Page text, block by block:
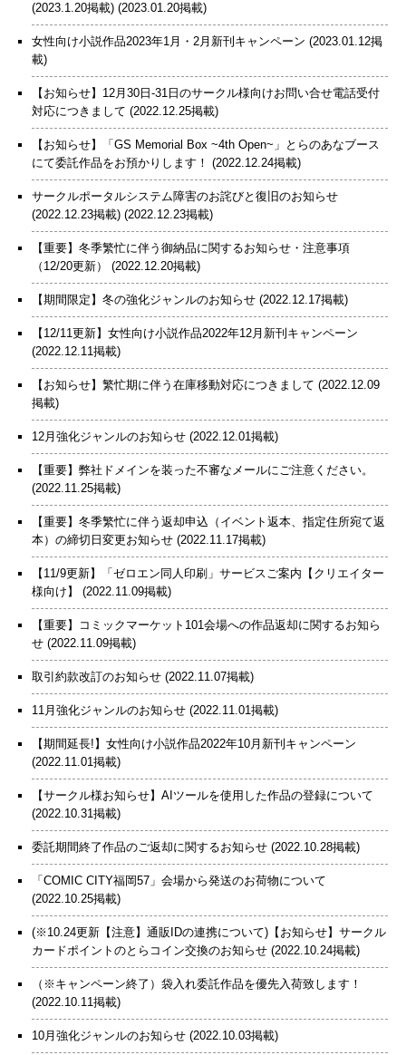
(2023.1.20掲載) (2023.01.20掲載)
女性向け小説作品2023年1月・2月新刊キャンペーン (2023.01.12掲
載)
【お知らせ】12月30日-31日のサークル様向けお問い合せ電話受付
対応につきまして (2022.12.25掲載)
【お知らせ】「GS Memorial Box ~4th Open~」とらのあなブース
にて委託作品をお預かりします！ (2022.12.24掲載)
サークルポータルシステム障害のお詫びと復旧のお知らせ
(2022.12.23掲載) (2022.12.23掲載)
【重要】冬季繁忙に伴う御納品に関するお知らせ・注意事項
（12/20更新）
(2022.12.20掲載)
【期間限定】冬の強化ジャンルのお知らせ (2022.12.17掲載)
【12/11更新】女性向け小説作品2022年12月新刊キャンペーン
(2022.12.11掲載)
【お知らせ】繁忙期に伴う在庫移動対応につきまして (2022.12.09
掲載)
12月強化ジャンルのお知らせ (2022.12.01掲載)
【重要】弊社ドメインを装った不審なメールにご注意ください。
(2022.11.25掲載)
【重要】冬季繁忙に伴う返却申込（イベント返本、指定住所宛て返
本）の締切日変更お知らせ (2022.11.17掲載)
【11/9更新】「ゼロエン同人印刷」サービスご案内【クリエイター
様向け】
(2022.11.09掲載)
【重要】コミックマーケット101会場への作品返却に関するお知ら
せ (2022.11.09掲載)
取引約款改訂のお知らせ (2022.11.07掲載)
11月強化ジャンルのお知らせ (2022.11.01掲載)
【期間延長!】女性向け小説作品2022年10月新刊キャンペーン
(2022.11.01掲載)
【サークル様お知らせ】AIツールを使用した作品の登録について
(2022.10.31掲載)
委託期間終了作品のご返却に関するお知らせ (2022.10.28掲載)
「COMIC CITY福岡57」会場から発送のお荷物について
(2022.10.25掲載)
(※10.24更新【注意】通販IDの連携について)【お知らせ】サークル
カードポイントのとらコイン交換のお知らせ (2022.10.24掲載)
（※キャンペーン終了）袋入れ委託作品を優先入荷致します！
(2022.10.11掲載)
10月強化ジャンルのお知らせ (2022.10.03掲載)